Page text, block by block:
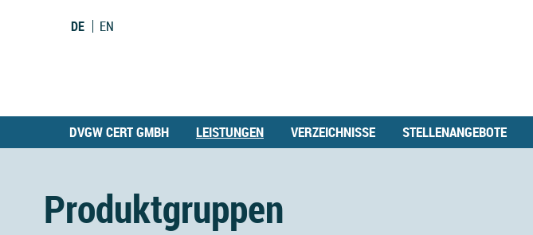
DE EN
DVGW CERT GMBH LEISTUNGEN VERZEICHNISSE STELLENANGEBOTE
Produktgruppen